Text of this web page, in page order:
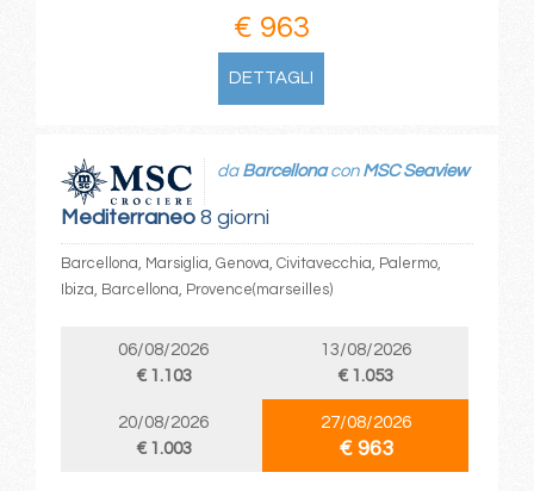
€ 963
DETTAGLI
Mediterraneo8 giorni
da Barcellonacon MSC Seaview
Barcellona, Marsiglia, Genova, Civitavecchia, Palermo,
Ibiza, Barcellona, Provence(marseilles)
06/08/2026
€ 1.103
13/08/2026
€ 1.053
20/08/2026
€ 1.003
27/08/2026
€ 963